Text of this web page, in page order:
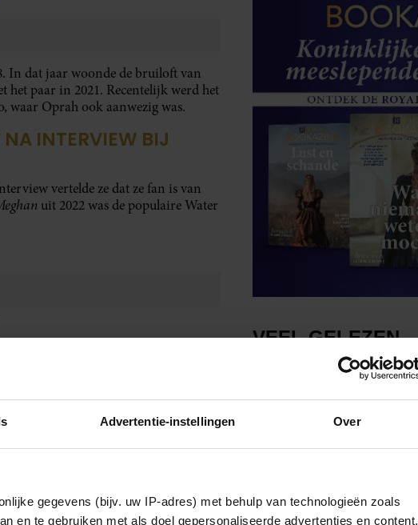
Advertentie-instellingen Over
gegevens (bijv. uw IP-adres) met behulp van technologieën zoals
en te gebruiken met als doel gepersonaliseerde advertenties en content,
In dat jaar woonde de bruiloft van
paar in 2021. Recentelijk werd het
waar Oprah ook aanwezig was.
NA INTERVIEW BIJ
vertelde ze dat ze fan is van
uit 2022 was de populaire Water